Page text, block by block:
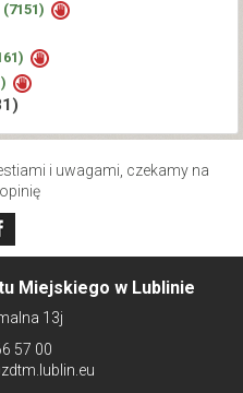
(7151)
)
)
)
i uwagami, czekamy na
Miejskiego w Lublinie
13j
57 00